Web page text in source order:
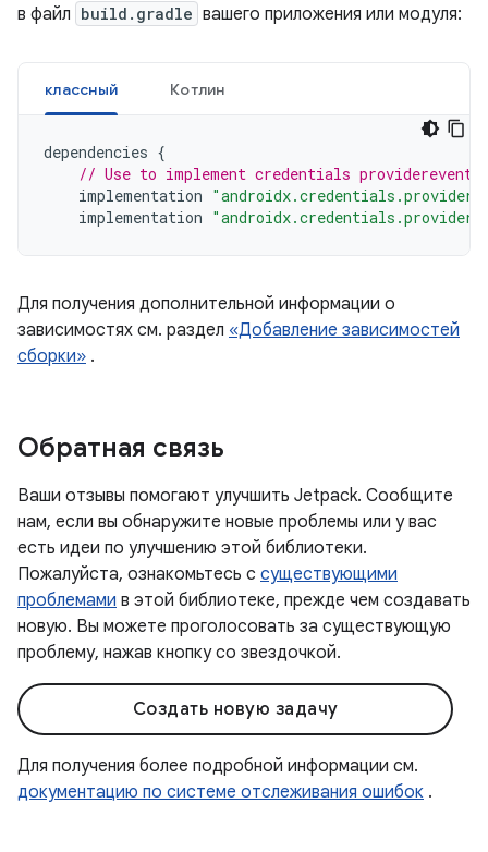
в файл build.gradle вашего приложения или модуля:
классный Котлин
dependencies {
// Use to implement credentials
implementation
implementation
Для получения дополнительной информации о
зависимостях см. раздел «Добавление зависимостей
сборки» .
Обратная связь
Ваши отзывы помогают улучшить Jetpack. Сообщите
нам, если вы обнаружите новые проблемы или у вас
есть идеи по улучшению этой библиотеки.
Пожалуйста, ознакомьтесь с существующими
проблемами в этой библиотеке, прежде чем создавать
новую. Вы можете проголосовать за существующую
проблему, нажав кнопку со звездочкой.
Создать новую задачу
Для получения более подробной информации см.
документацию по системе отслеживания ошибок .